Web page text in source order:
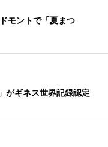
モントで「夏まつ
がギネス世界記録認定